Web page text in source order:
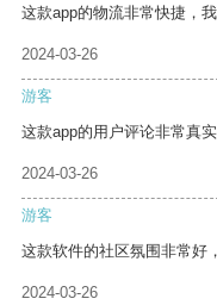
这款app的物流非常快捷，
2024-03-26
游客
这款app的用户评论非常真
2024-03-26
游客
这款软件的社区氛围非常好
2024-03-26